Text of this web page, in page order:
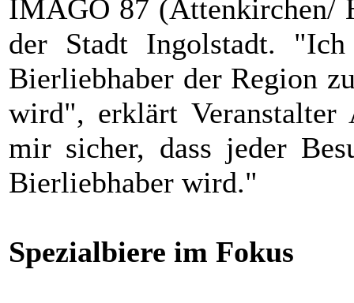
IMAGO 87 (Attenkirchen/
der Stadt Ingolstadt.
Bierliebhaber der Region
wird", erklärt
mir sicher, dass jeder
Bierliebhaber wird."
Spezialbiere im Fokus